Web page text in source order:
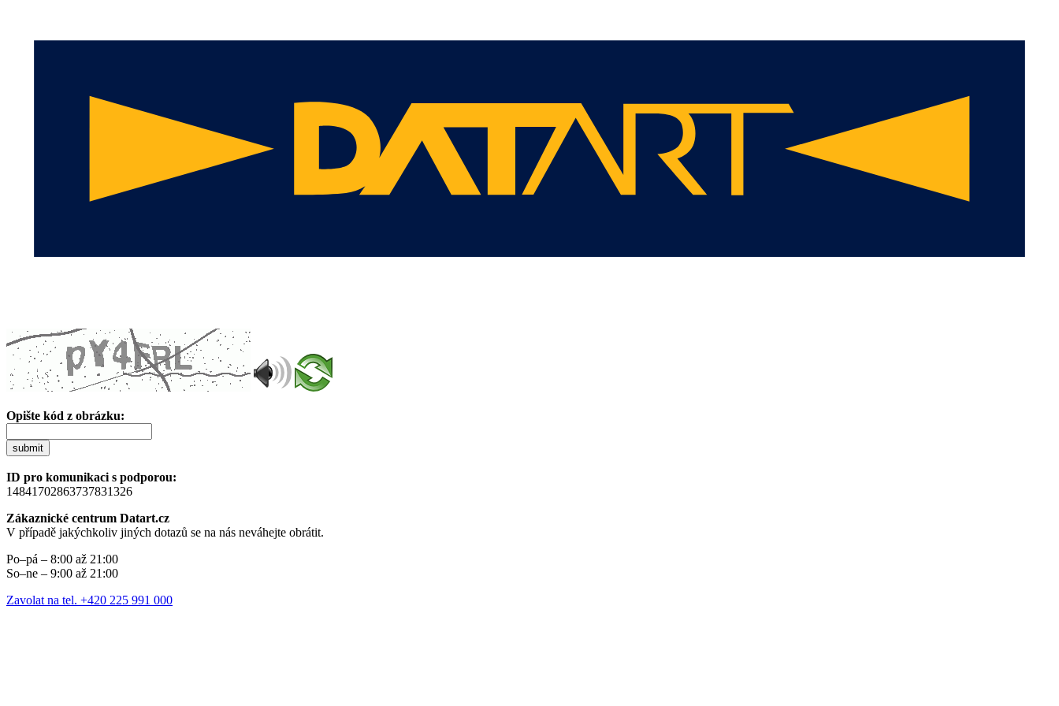
Opište kód z obrázku:
submit
ID pro komunikaci s podporou:
14841702863737831326
Zákaznické centrum Datart.cz
V případě jakýchkoliv jiných dotazů se na nás neváhejte obrátit.
Po–pá – 8:00 až 21:00
So–ne – 9:00 až 21:00
Zavolat na tel. +420 225 991 000